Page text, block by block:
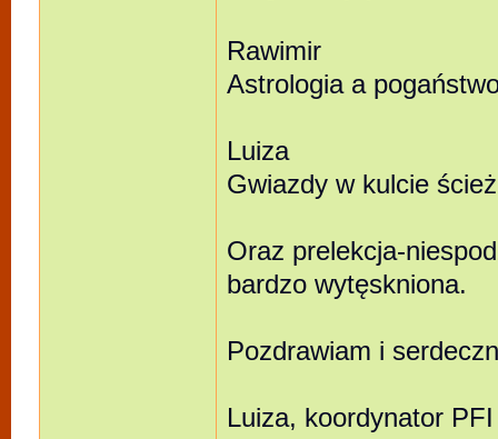
Rawimir
Astrologia a
Luiza
Gwiazdy w kulcie
Oraz prelekcja-
bardzo wytęskniona.
Pozdrawiam i
Luiza, koordynator